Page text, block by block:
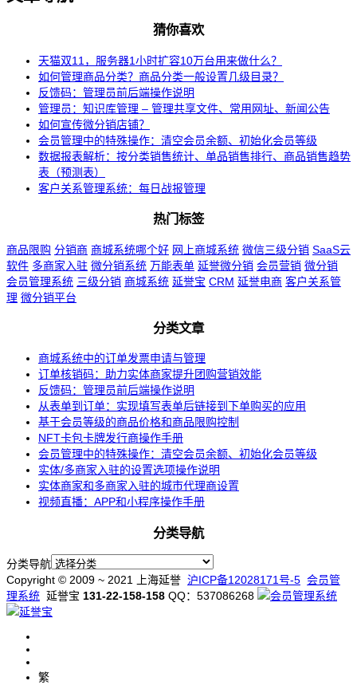
猜你喜欢
天猫双11，服务器1小时扩容10万台用来做什么？
如何管理商品分类？商品分类一般设置几级目录？
反馈码：管理员前后端操作说明
管理员：知识库管理 – 管理共享文件、常用网址、新闻公告
如何宣传微分销店铺？
会员管理中的特殊操作：清空会员余额、初始化会员等级
数据报表解析：按分类销售统计、单品销售排行、商品销售趋势
表（预测表）
客户关系管理系统：每日战报管理
热门标签
商品限购 分销商 商城系统哪个好 网上商城系统 微信三级分销 SaaS云
软件 多商家入驻 微分销系统 万能表单 延誉微分销 会员营销 微分销
会员管理系统 三级分销 商城系统 延誉宝 CRM 延誉电商 客户关系管
理 微分销平台
分类文章
商城系统中的订单发票申请与管理
订单核销码：助力实体商家提升团购营销效能
反馈码：管理员前后端操作说明
从表单到订单：实现填写表单后链接到下单购买的应用
基于会员等级的商品价格和商品限购控制
NFT卡包卡牌发行商操作手册
会员管理中的特殊操作：清空会员余额、初始化会员等级
实体/多商家入驻的设置选项操作说明
实体商家和多商家入驻的城市代理商设置
视频直播：APP和小程序操作手册
分类导航
分类导航
Copyright © 2009 ~ 2021 上海延誉 沪ICP备12028171号-5 会员管
理系统 延誉宝 131-22-158-158 QQ：537086268
繁